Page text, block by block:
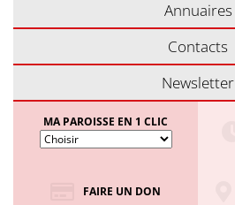
Annuaires
Contacts
Newsletter
MA PAROISSE EN 1 CLIC
FAIRE UN DON